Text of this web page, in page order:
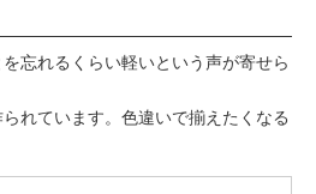
忘れるくらい軽いという声が寄せら
れています。色違いで揃えたくなる